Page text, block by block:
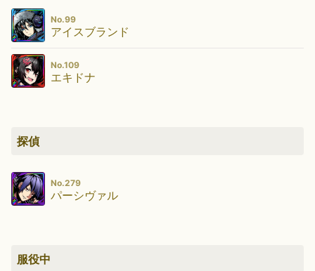
No.99
アイスブランド
No.109
エキドナ
探偵
No.279
パーシヴァル
服役中